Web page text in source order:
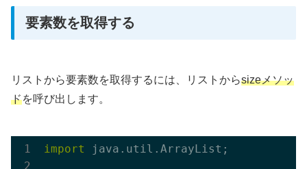
要素数を取得する
リストから要素数を取得するには、リストからsizeメソッ
ドを呼び出します。
import java.util.ArrayList;